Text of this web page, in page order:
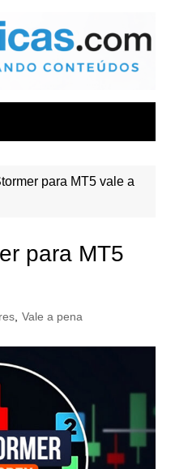
para MT5 vale a
para MT5
, Vale a pena